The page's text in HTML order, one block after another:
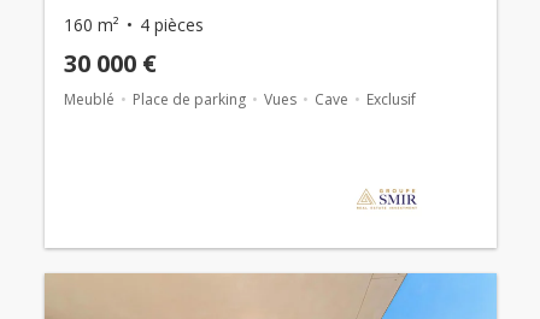
160 m² 4 pièces
30 000 €
Meublé Place de parking Vues Cave Exclusif